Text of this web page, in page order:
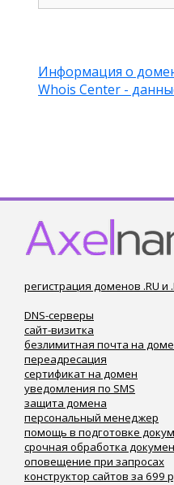
Информация о
Whois Center -
регистрация доменов .RU и
DNS-серверы
сайт-визитка
безлимитная почта на
переадресация
сертификат на домен
уведомления по SMS
защита домена
персональный менеджер
помощь в подготовке
срочная обработка
оповещение при запросах
конструктор сайтов за 699